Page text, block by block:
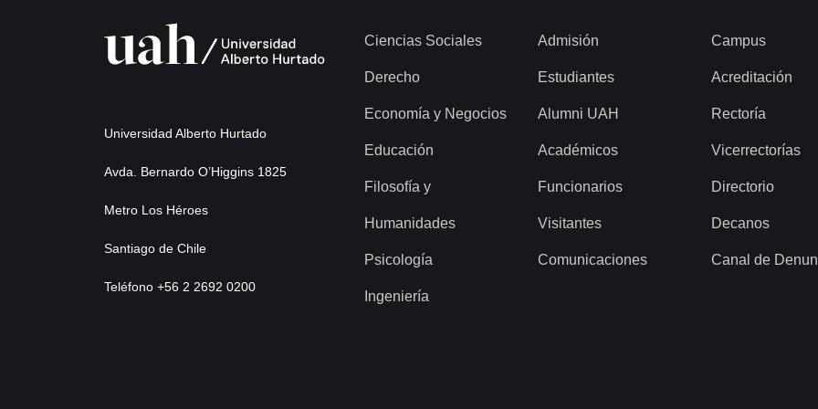
Universidad Alberto Hurtado
Avda. Bernardo O’Higgins 1825
Metro Los Héroes
Santiago de Chile
Teléfono +56 2 2692 0200
Ciencias Sociales
Derecho
Economía y Negocios
Educación
Filosofía y
Humanidades
Psicología
Ingeniería
Admisión
Estudiantes
Alumni UAH
Académicos
Funcionarios
Visitantes
Comunicaciones
Campus
Acreditación
Rectoría
Vicerrectorías
Directorio
Decanos
Canal de